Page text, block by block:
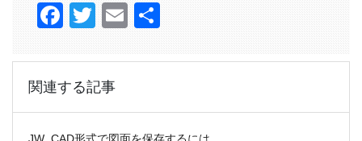
Facebook
TwitterEmail
関連する記事